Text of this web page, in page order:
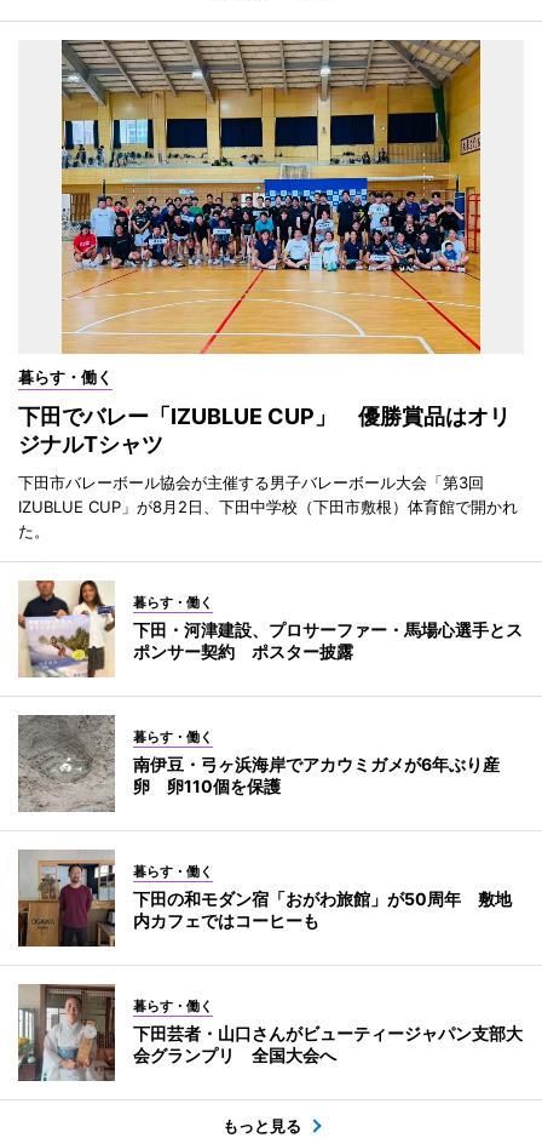
暮らす・働く
下田でバレー「IZUBLUE CUP」 優勝賞品はオリ
ジナルTシャツ
下田市バレーボール協会が主催する男子バレーボール大会「第3回
IZUBLUE CUP」が8月2日、下田中学校（下田市敷根）体育館で開かれ
た。
暮らす・働く
下田・河津建設、プロサーファー・馬場心選手とス
ポンサー契約 ポスター披露
暮らす・働く
南伊豆・弓ヶ浜海岸でアカウミガメが6年ぶり産
卵 卵110個を保護
暮らす・働く
下田の和モダン宿「おがわ旅館」が50周年 敷地
内カフェではコーヒーも
暮らす・働く
下田芸者・山口さんがビューティージャパン支部大
会グランプリ 全国大会へ
もっと見る